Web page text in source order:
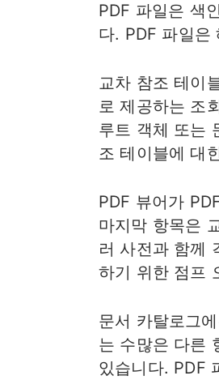
PDF 파일은 색
다. PDF 파일은
교차 참조 테이
로 제공하는 조
루트 객체 또는
조 테이블에 대
PDF 뷰어가
마지막 항목은
러 사전과 함께
하기 위한 점프
문서 카탈로그
는 수많은 다른
있습니다. PDF